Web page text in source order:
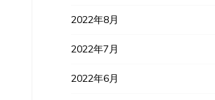
2022年8月
2022年7月
2022年6月